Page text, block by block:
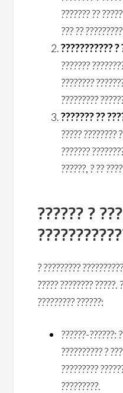
??????? ??
??? ??
???????????
???????
????????
?????????
??????? ??
????? ????????
???????
??????, ? ??
?????? ?
? ?????????
????? ???????? ?????.
????????? ??????:
??????-??????:
?????????? ?
?????????
?????????.